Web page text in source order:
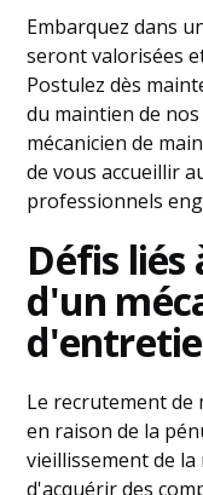
Embarquez dans
seront valorisées
Postulez dès
du maintien de
mécanicien de
de vous accueillir
professionnels
Défis liés
d'un
Le recrutement de
en raison de la
vieillissement de
d'acquérir des